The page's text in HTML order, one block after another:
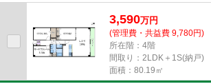
3,590万円
(管理費・共益費 9,780円)
所在階：4階
間取り：2LDK＋1S(納戸)
面積：80.19㎡